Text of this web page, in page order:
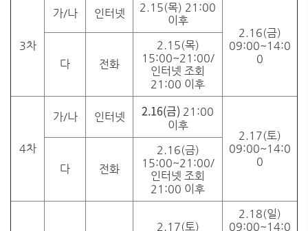
3차
가/나 인터넷
2.15(목) 21:00
이후
2.16(금)
09:00~14:0
0
다 전화
2.15(목)
15:00~21:00/
인터넷 조회
21:00 이후
4차
가/나 인터넷 2.16(금) 21:00
이후
2.17(토)
09:00~14:0
0
다 전화
2.16(금)
15:00~21:00/
인터넷 조회
21:00 이후
2.17(토)
2.18(일)
09:00~14:0